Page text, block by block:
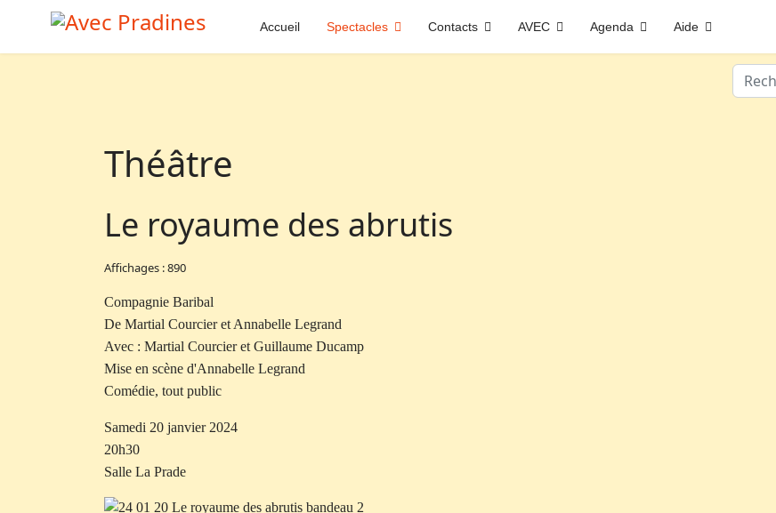
Accueil Spectacles Contacts AVEC Agenda Aide
Valider
Théâtre
Le royaume des abrutis
Affichages : 890
Compagnie Baribal
De Martial Courcier et Annabelle Legrand
Avec : Martial Courcier et Guillaume Ducamp
Mise en scène d'Annabelle Legrand
Comédie, tout public
Samedi 20 janvier 2024
20h30
Salle La Prade